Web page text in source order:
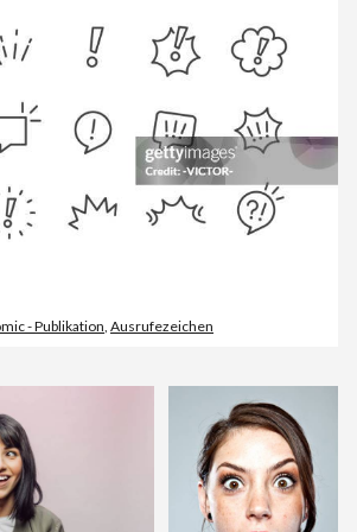
- Publikation Ausrufezeichen